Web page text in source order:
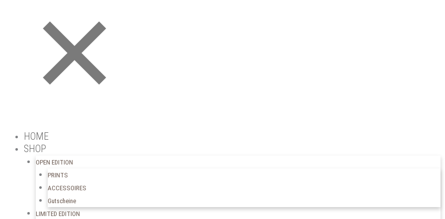
HOME
SHOP
OPEN EDITION
PRINTS
ACCESSOIRES
Gutscheine
LIMITED EDITION